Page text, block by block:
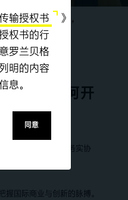
输授权书
》，
权书的行
罗兰贝格
明的内容
息。
同意
业生，如何开
涯
元化、战略思维与务实协
国际商业与创新的脉搏。